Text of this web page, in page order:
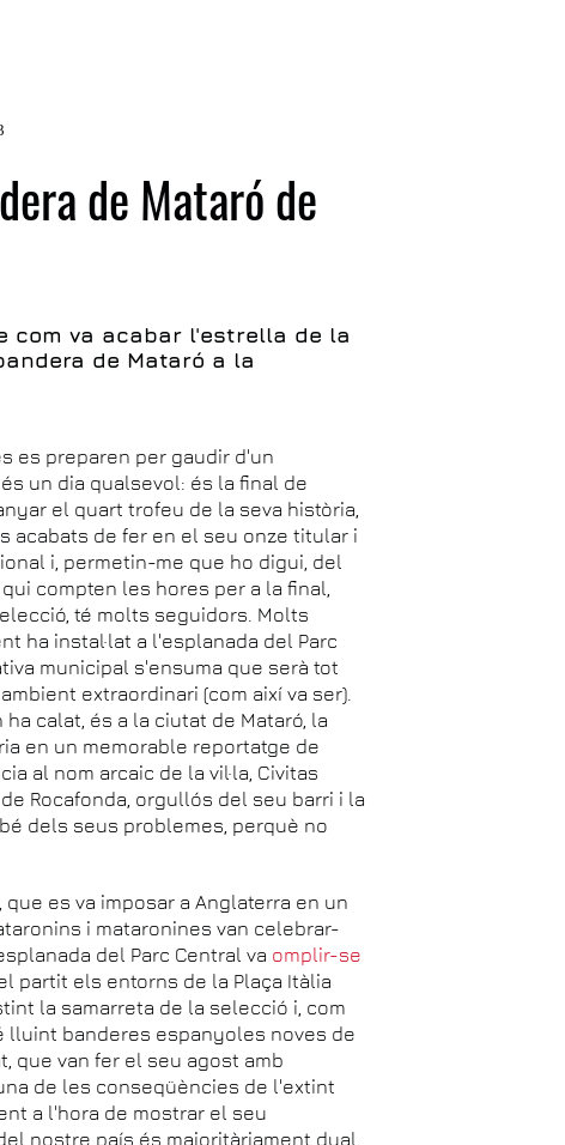
de Mataró de
com va acabar l'estrella de la
de Mataró a la
es preparen per gaudir d'un
un dia qualsevol: és la final de
el quart trofeu de la seva història,
acabats de fer en el seu onze titular i
i, permetin-me que ho digui, del
compten les hores per a la final,
té molts seguidors. Molts
ha instal·lat a l'esplanada del Parc
municipal s'ensuma que serà tot
extraordinari (com així va ser).
calat, és a la ciutat de Mataró, la
en un memorable reportatge de
al nom arcaic de la vil·la, Civitas
Rocafonda, orgullós del seu barri i la
dels seus problemes, perquè no
que es va imposar a Anglaterra en un
i mataronines van celebrar-
del Parc Central va omplir-se
partit els entorns de la Plaça Itàlia
la samarreta de la selecció i, com
lluint banderes espanyoles noves de
que van fer el seu agost amb
de les conseqüències de l'extint
a l'hora de mostrar el seu
nostre país és majoritàriament dual,